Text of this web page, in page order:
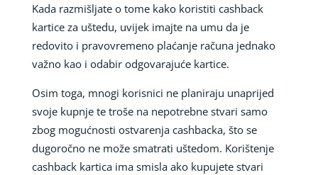
Kada razmišljate o tome kako koristiti cashback
kartice za uštedu, uvijek imajte na umu da je
redovito i pravovremeno plaćanje računa jednako
važno kao i odabir odgovarajuće kartice.
Osim toga, mnogi korisnici ne planiraju unaprijed
svoje kupnje te troše na nepotrebne stvari samo
zbog mogućnosti ostvarenja cashbacka, što se
dugoročno ne može smatrati uštedom. Korištenje
cashback kartica ima smisla ako kupujete stvari